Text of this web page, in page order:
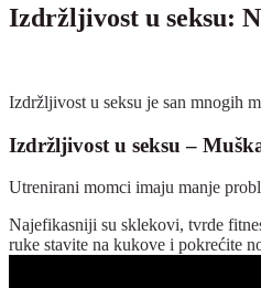
Izdržljivost u seksu:
Izdržljivost u seksu je san mnogih
Izdržljivost u seksu –
Utrenirani momci imaju manje
Najefikasniji su sklekovi, tvrde
ruke stavite na kukove i pokrećite